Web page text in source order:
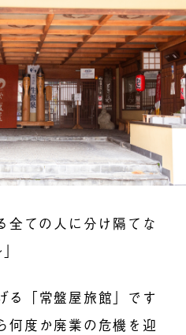
全ての人に分け隔てな
る「常盤屋旅館」です
何度か廃業の危機を迎